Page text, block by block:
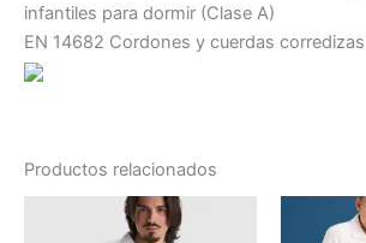
infantiles para dormir (Clase A)
EN 14682 Cordones y cuerdas
Productos relacionados